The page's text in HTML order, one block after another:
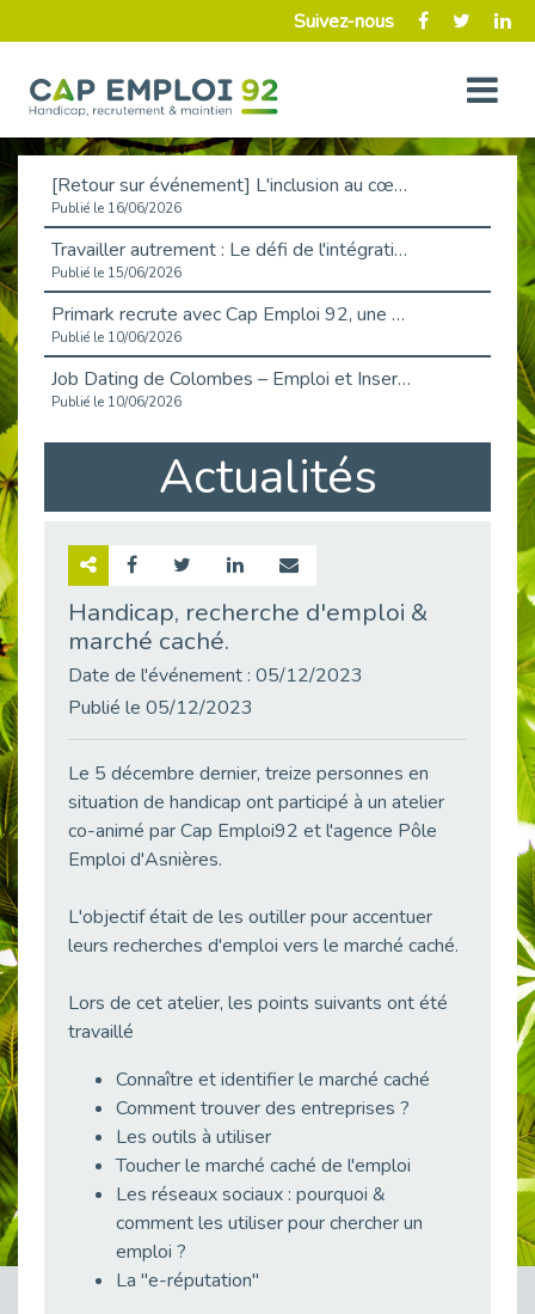
Suivez-nous
[Retour sur événement] L'inclusion au cœur de la Place de l'Emploi à La Défense !
Publié le 16/06/2026
Travailler autrement : Le défi de l'intégration des maladies chroniques en entreprise
Publié le 15/06/2026
Primark recrute avec Cap Emploi 92, une matinée couronnée de succès !
Publié le 10/06/2026
Job Dating de Colombes – Emploi et Insertion
Publié le 10/06/2026
Aborder l'entretien et la situation de handicap en toute confiance
Publié le 09/06/2026
Retour sur l’atelier « Optimiser sa recherche d’emploi »
« Confiance en soi et acceptation du handicap » : un levier puissant vers l’emploi
Handicap et emploi : une matinée pour briser les tabous
Publié le 21/05/2026
Publié le 18/05/2026
Fibromyalgie : Quand la douleur invisible s’invite au bureau
38 vidéos pour comprendre et agir durablement
Publié le 04/05/2026
Le taux d’emploi direct dans la fonction publique dépasse 6 % en 2025
Publié le 04/05/2026
L'alternance : un tremplin vers l'emploi aussi pour les personnes en situation de handicap
Publié le 01/05/2026
Témoignage : Le parcours de Marc, 44 ans
Actualités
Handicap, recherche d'emploi &
marché caché.
Date de l'événement : 05/12/2023
Publié le 05/12/2023
Le 5 décembre dernier, treize personnes en
situation de handicap ont participé à un atelier
co-animé par Cap Emploi92 et l'agence Pôle
Emploi d'Asnières.
L'objectif était de les outiller pour accentuer
leurs recherches d'emploi vers le marché caché.
Lors de cet atelier, les points suivants ont été
travaillé
Connaître et identifier le marché caché
Comment trouver des entreprises ?
Les outils à utiliser
Toucher le marché caché de l'emploi
Les réseaux sociaux : pourquoi &
comment les utiliser pour chercher un
emploi ?
La "e-réputation"